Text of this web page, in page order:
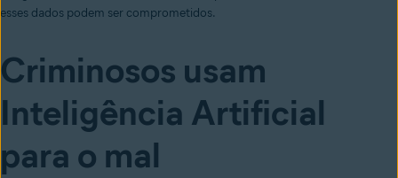
esses dados podem ser comprometidos.
Criminosos usam
Inteligência Artificial
para o mal